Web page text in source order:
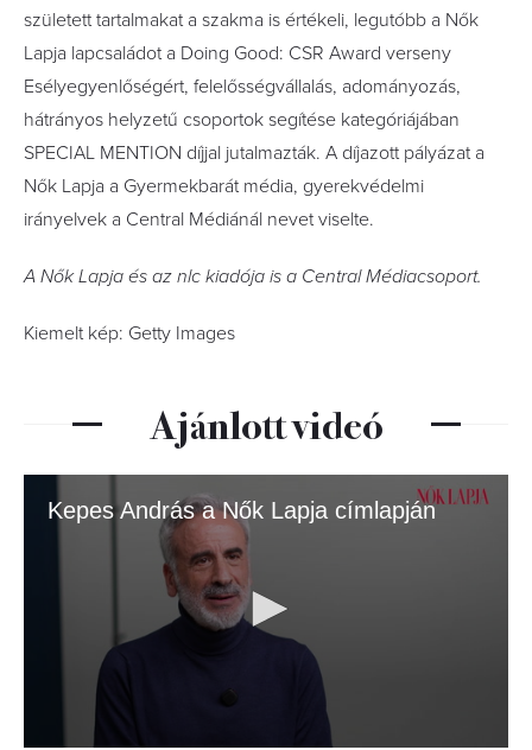
született tartalmakat a szakma is értékeli, legutóbb a Nők
Lapja lapcsaládot a Doing Good: CSR Award verseny
Esélyegyenlőségért, felelősségvállalás, adományozás,
hátrányos helyzetű csoportok segítése kategóriájában
SPECIAL MENTION díjjal jutalmazták. A díjazott pályázat a
Nők Lapja a Gyermekbarát média, gyerekvédelmi
irányelvek a Central Médiánál nevet viselte.
A Nők Lapja és az nlc kiadója is a Central Médiacsoport.
Kiemelt kép: Getty Images
Ajánlott videó
Kepes András a Nők Lapja címlapján